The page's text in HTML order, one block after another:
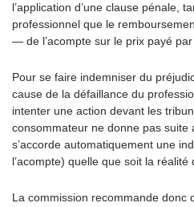
l’application d’une clause pénale,
professionnel que le
— de l’acompte sur le prix payé
Pour se faire indemniser du
cause de la défaillance du
intenter une action devant les
consommateur ne donne pas suite
s’accorde automatiquement une
l’acompte) quelle que soit la réalité
La commission recommande donc